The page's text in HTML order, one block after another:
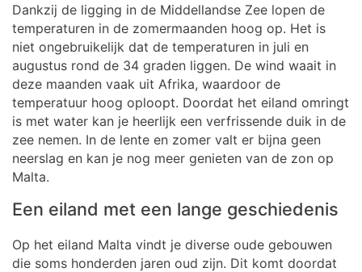
Dankzij de ligging in de Middellandse Zee lopen de
temperaturen in de zomermaanden hoog op. Het is
niet ongebruikelijk dat de temperaturen in juli en
augustus rond de 34 graden liggen. De wind waait in
deze maanden vaak uit Afrika, waardoor de
temperatuur hoog oploopt. Doordat het eiland omringt
is met water kan je heerlijk een verfrissende duik in de
zee nemen. In de lente en zomer valt er bijna geen
neerslag en kan je nog meer genieten van de zon op
Malta.
Een eiland met een lange geschiedenis
Op het eiland Malta vindt je diverse oude gebouwen
die soms honderden jaren oud zijn. Dit komt doordat